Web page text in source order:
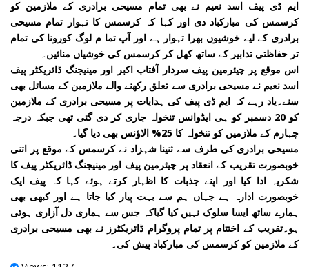
ایم ڈی پیف اسد نعیم نے بھی تمام مسیحی برادری کے ملازمین کو
کرسمس کی مبارکباد دی اور کہا کہ کرسمس کا تہوار تمام مسیحی
برادری کے لیے خوشیوں بھرا تہوار ہے اور آپ تما م لوگ کورونا کی تمام
تر حفاظتی تدابیر کے ساتھ کھل کر کرسمس کی خوشیاں منائیں۔
اس موقع پر چیئرمین پیف سردار آفتاب اکبر اور مینیجنگ ڈائریکٹر پیف
اسد نعیم نے مسیحی برادری سے تعلق رکھنے والے ملازمین کے مسائل بھی
سنے۔یاد رہے کہ ایم ڈی پیف کی ہدایات پر مسیحی برادری کے ملازمین
کو 20 دسمبر کو ہی ایڈوانس تنخواہ جاری کر دی گئی تھی جبکہ درجہ
چہارم کے ملازمیں کو تنخواہ کا 25% الاؤنس بھی دیا گیا۔
مسیحی برادری کی طرف سے ثنینا شہزاد نے کرسمس کے موقع پر اتنی
خوبصورت تقریب کے انعقاد پر چیئرمین پیف اور مینیجنگ ڈائریکٹر پیف کا
شکریہ ادا کیا اور اپنے جذبات کا اظہار کرتے ہوئے کہا کہ پیف ایک
خوبصورت ادارہ ہے جہاں ہم سے بہت پیار کیا جاتا ہے اور کبھی بھی
ہمارے ساتھ ایسا سلوک نہیں کیا گیاکہ جس سے ہماری دل آزاری ہوئی
ہو۔تقریب کے اختتام پر تمام پروگرام ڈائریکٹرز نے بھی مسیحی برادری
کے ملازمین کو کرسمس کی مبارکباد پیش کی۔